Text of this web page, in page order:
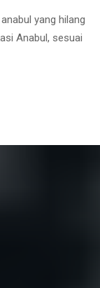
yang hilang
Anabul, sesuai